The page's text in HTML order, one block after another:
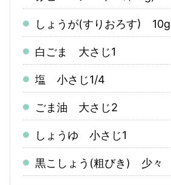
しょうが(すりおろす) 10g
白ごま 大さじ1
塩 小さじ1/4
ごま油 大さじ2
しょうゆ 小さじ1
黒こしょう(粗びき) 少々